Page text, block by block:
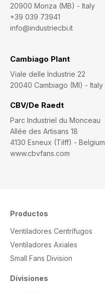
20900 Monza (MB) - Italy
+39 039 73941
info@industriecbi.it
Cambiago Plant
Viale delle Industrie 22
20040 Cambiago (MI) - Italy
CBV/De Raedt
Parc Industriel du Monceau
Allée des Artisans 18
4130 Esneux (Tilff) - Belgium
www.cbvfans.com
Productos
Ventiladores Centrífugos
Ventiladores Axiales
Small Fans Division
Divisiones